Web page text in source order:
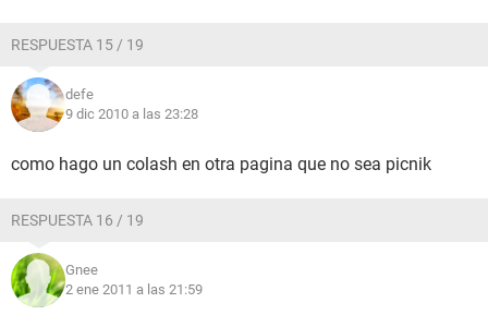
RESPUESTA 15 / 19
defe
9 dic 2010 a las 23:28
como hago un colash en otra pagina que no sea picnik
RESPUESTA 16 / 19
Gnee
2 ene 2011 a las 21:59